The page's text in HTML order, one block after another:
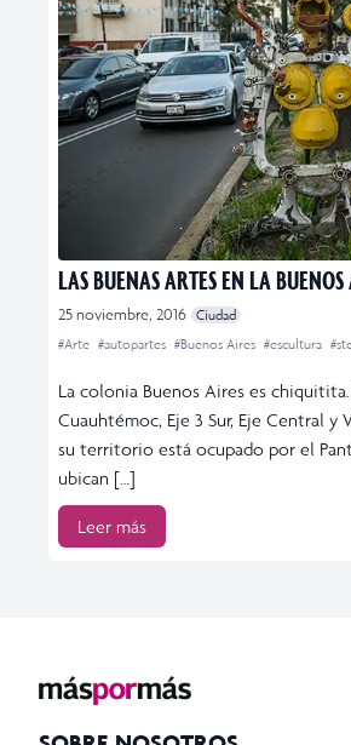
LAS BUENAS ARTES EN LA BUENOS
25 noviembre, 2016 Ciudad
#Arte #autopartes #Buenos Aires #escultura
La colonia Buenos Aires es
Cuauhtémoc, Eje 3 Sur, Eje Central
su territorio está ocupado por el
ubican […]
Leer más